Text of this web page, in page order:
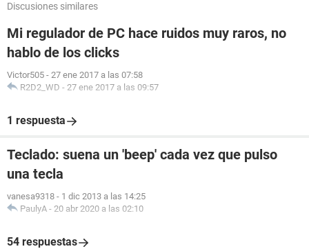
Discusiones similares
Mi regulador de PC hace ruidos muy raros, no
hablo de los clicks
Victor505 - 27 ene 2017 a las 07:58
R2D2_WD - 27 ene 2017 a las 09:57
1 respuesta
Teclado: suena un 'beep' cada vez que pulso
una tecla
vanesa9318 - 1 dic 2013 a las 14:25
PaulyA - 20 abr 2020 a las 02:10
54 respuestas